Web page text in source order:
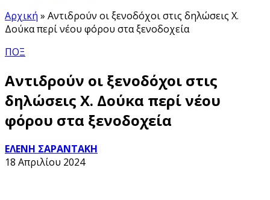
Αρχική » Αντιδρούν οι ξενοδόχοι στις δηλώσεις Χ.
Δούκα περί νέου φόρου στα ξενοδοχεία
ΠΟΞ
Αντιδρούν οι ξενοδόχοι στις
δηλώσεις Χ. Δούκα περί νέου
φόρου στα ξενοδοχεία
ΕΛΕΝΗ ΣΑΡΑΝΤΑΚΗ
18 Απριλίου 2024